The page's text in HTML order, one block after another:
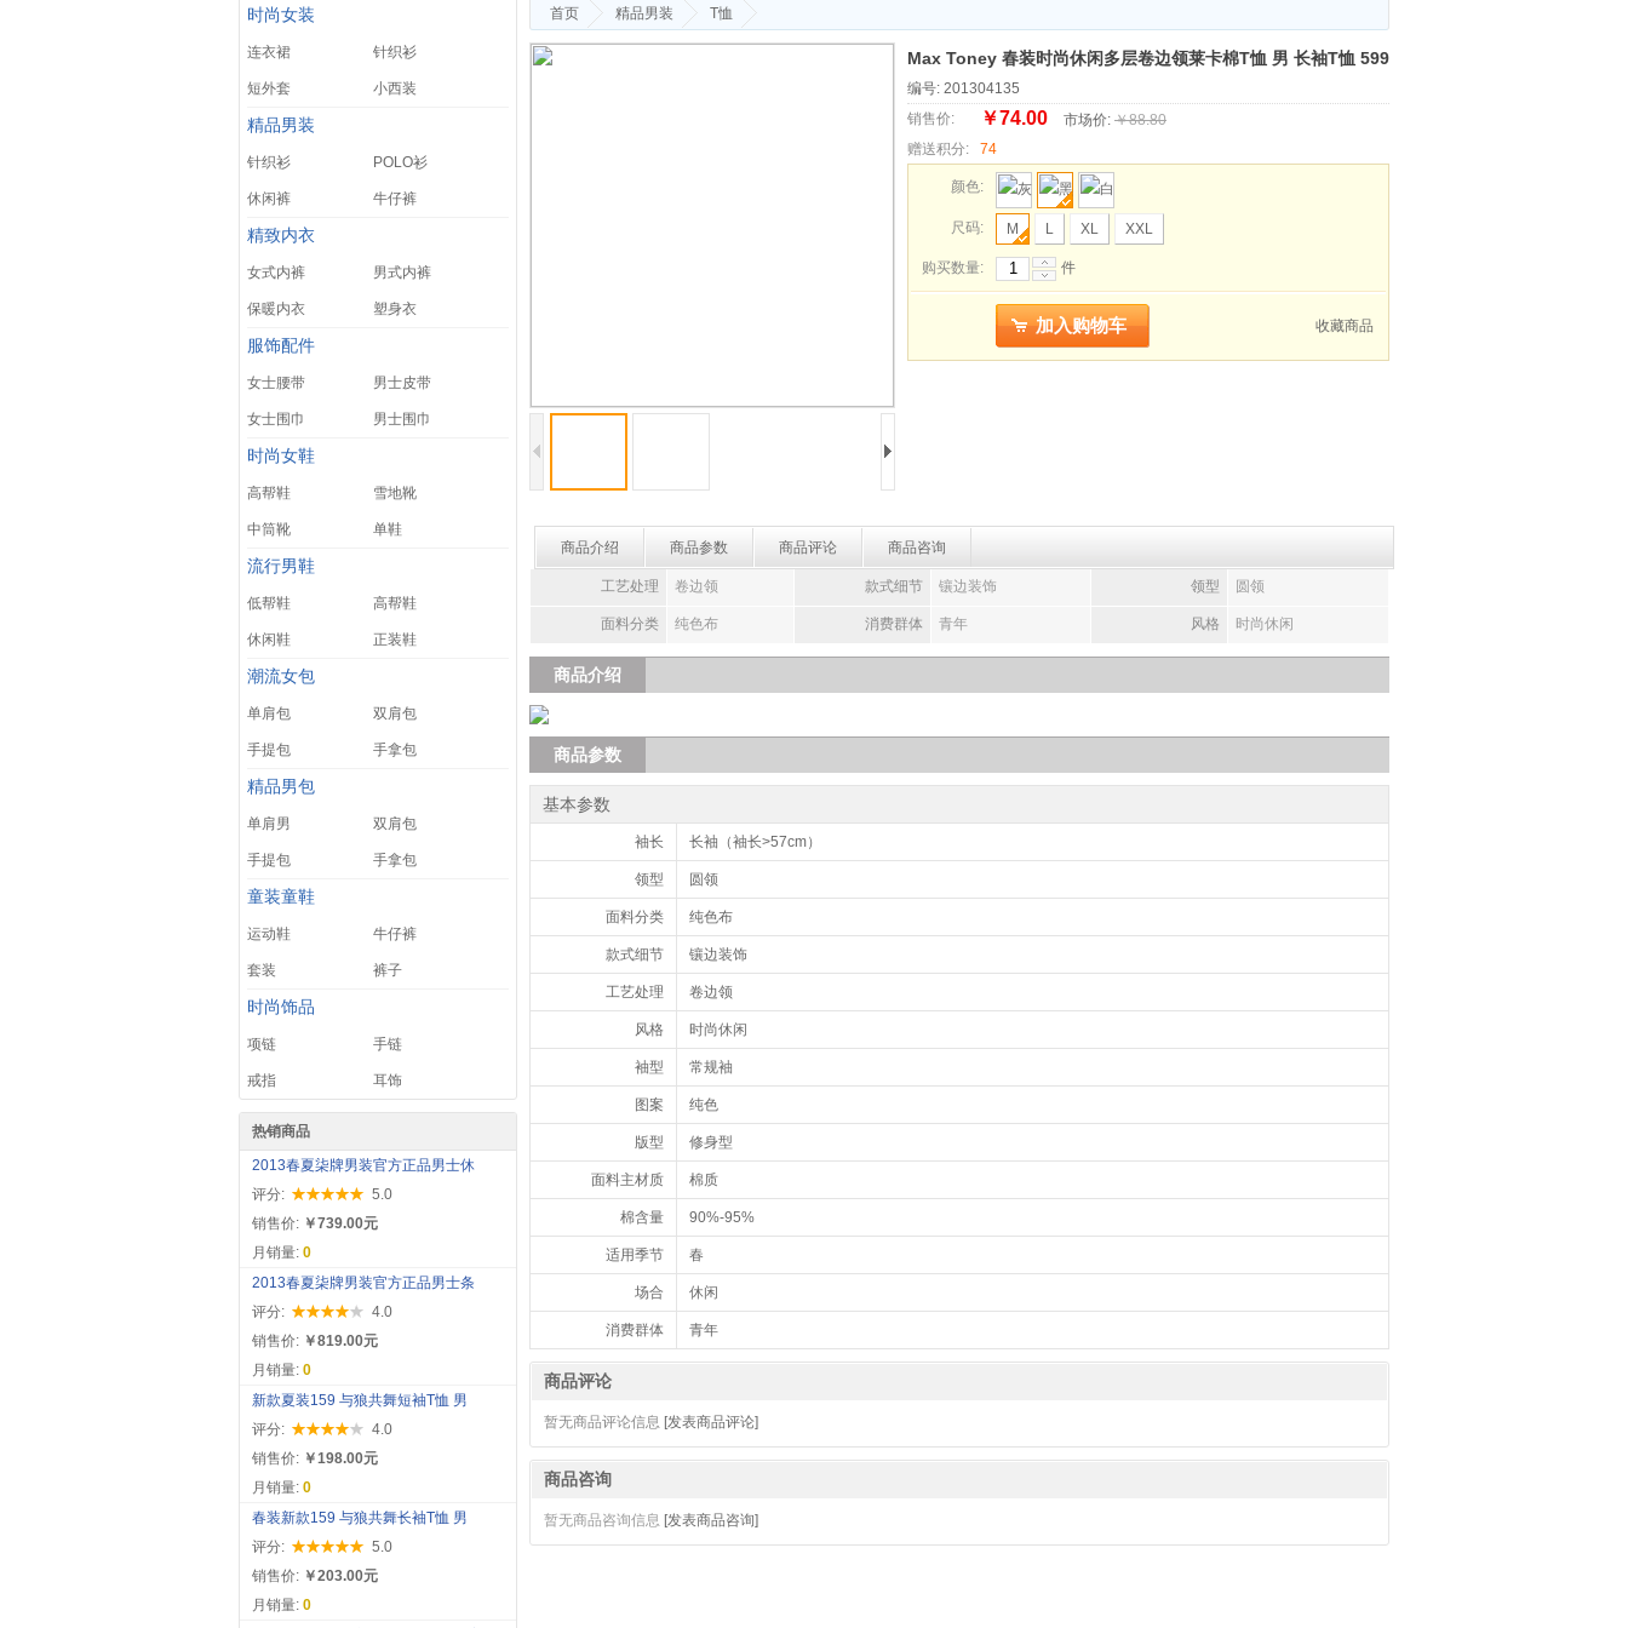
时尚女装
连衣裙 针织衫
短外套 小西装
精品男装
针织衫 POLO衫
休闲裤 牛仔裤
精致内衣
女式内裤 男式内裤
保暖内衣 塑身衣
服饰配件
女士腰带 男士皮带
女士围巾 男士围巾
时尚女鞋
高帮鞋 雪地靴
中筒靴 单鞋
流行男鞋
低帮鞋 高帮鞋
休闲鞋 正装鞋
潮流女包
单肩包 双肩包
手提包 手拿包
精品男包
单肩男 双肩包
手提包 手拿包
童装童鞋
运动鞋 牛仔裤
套装 裤子
时尚饰品
项链 手链
戒指 耳饰
热销商品
2013春夏柒牌男装官方正品男士休
评分:
5.0
销售价: ￥739.00元
月销量: 0
2013春夏柒牌男装官方正品男士条
评分:
4.0
销售价: ￥819.00元
月销量: 0
新款夏装159 与狼共舞短袖T恤 男
评分:
4.0
销售价: ￥198.00元
月销量: 0
春装新款159 与狼共舞长袖T恤 男
评分:
5.0
销售价: ￥203.00元
月销量: 0
首页 精品男装 T恤
Max Toney 春装时尚休闲多层卷边领莱卡棉T恤 男 长袖T恤 599
编号: 201304135
销售价:
￥74.00 市场价: ￥88.80
赠送积分:
74
颜色:
尺码: M L XL XXL
购买数量: 件
收藏商品
商品介绍 商品参数 商品评论 商品咨询
工艺处理 卷边领 款式细节 镶边装饰 领型 圆领
面料分类 纯色布 消费群体 青年 风格 时尚休闲
商品介绍
商品参数
基本参数
袖长 长袖（袖长>57cm）
领型 圆领
面料分类 纯色布
款式细节 镶边装饰
工艺处理 卷边领
风格 时尚休闲
袖型 常规袖
图案 纯色
版型 修身型
面料主材质 棉质
棉含量 90%-95%
适用季节 春
场合 休闲
消费群体 青年
商品评论
暂无商品评论信息 [发表商品评论]
商品咨询
暂无商品咨询信息 [发表商品咨询]